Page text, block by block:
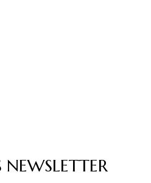
NEWSLETTER